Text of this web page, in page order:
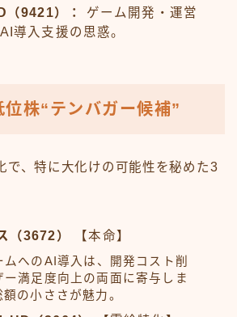
（9421）：
ゲーム開発・運営
導入支援の思惑。
株“テンバガー候補”
で、特に大化けの可能性を秘めた3
（3672） 【本命】
ムへのAI導入は、開発コスト削
ー満足度向上の両面に寄与しま
の小ささが魅力。